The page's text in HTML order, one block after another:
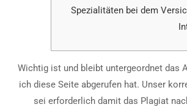
Spezialitäten bei dem
Wichtig ist und bleibt untergeordnet das
ich diese Seite abgerufen hat. Unser
sei erforderlich damit das Plagiat